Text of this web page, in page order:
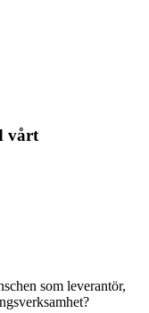
vårt
som leverantör,